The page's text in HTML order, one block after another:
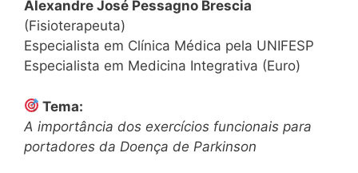
Alexandre José Pessagno Brescia
(Fisioterapeuta)
Especialista em Clínica Médica pela UNIFESP
Especialista em Medicina Integrativa (Euro)
Tema:
A importância dos exercícios funcionais para
portadores da Doença de Parkinson